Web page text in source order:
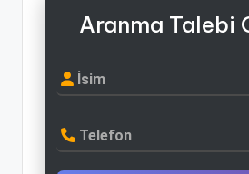
Aranma Talebi
İsim
Telefon